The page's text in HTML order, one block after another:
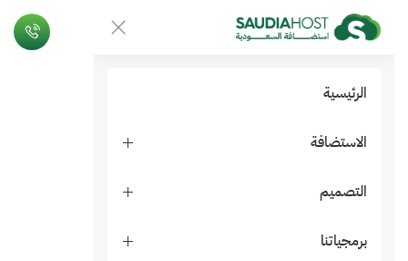
الرئيسية
الاستضافة
التصميم
برمجياتنا